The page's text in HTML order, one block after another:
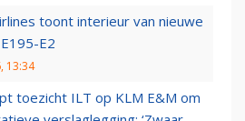
toont interieur van nieuwe
E2
13:34
toezicht ILT op KLM E&M om